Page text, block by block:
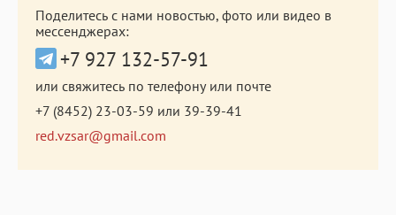
Поделитесь с нами новостью, фото или видео в
мессенджерах:
+7 927 132-57-91
или свяжитесь по телефону или почте
+7 (8452) 23-03-59 или 39-39-41
red.vzsar@gmail.com